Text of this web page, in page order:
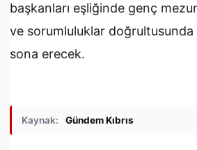
başkanları eşliğinde genç
ve sorumluluklar
sona erecek.
Kaynak: Gündem Kıbrıs